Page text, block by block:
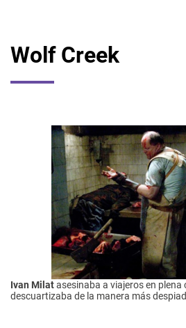
Wolf Creek
Ivan Milatasesinaba a viajeros en
descuartizaba de la manera más